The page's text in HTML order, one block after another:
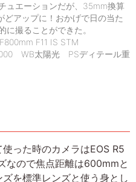
ュエーションだが、35mm換算
どアップに！おかげで日の当た
に撮ることができた。
F11 IS STM
WB太陽光 PSディテール重
った時のカメラはEOS R5
なので焦点距離は600mmと
を標準レンズと使う身とし